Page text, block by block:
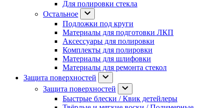
Для полировки стекла
Остальное
Подложки под круги
Материалы для подготовки ЛКП
Аксессуары для полировки
Комплекты для полировки
Материалы для шлифовки
Материалы для ремонта стекол
Защита поверхностей
Защита поверхностей
Быстрые блески / Квик детейлеры